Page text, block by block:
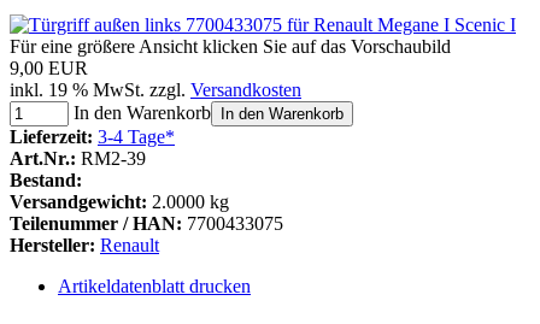
Für eine größere Ansicht klicken Sie auf das Vorschaubild
9,00 EUR
inkl. 19 % MwSt. zzgl. Versandkosten
In den Warenkorb
In den Warenkorb
Lieferzeit: 3-4 Tage*
Art.Nr.: RM2-39
Bestand:
Versandgewicht: 2.0000 kg
Teilenummer / HAN: 7700433075
Hersteller: Renault
Artikeldatenblatt drucken